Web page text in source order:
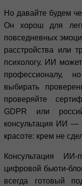
Но давайте будем
Он хорош для
повседневных
расстройства или
психологу. ИИ
профессионалу,
выбирать
проверяйте
GDPR или
консультация ИИ —
красоте: крем не
Консультация
цифровой бьюти-
всегда готовый